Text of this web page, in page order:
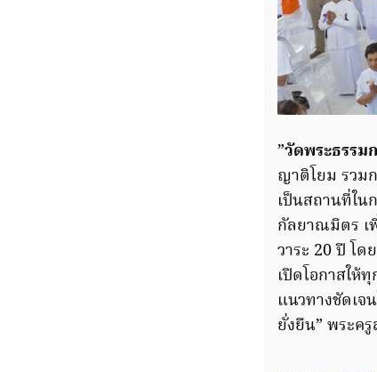
”วัดพระธรรม
ญาติโยม รวม
เป็นสถานที่ใ
กัลยาณมิตร เ
วาระ 20 ปี โ
เปิดโอกาสให้
แนวทางชัดเจ
ยั่งยืน” พระค